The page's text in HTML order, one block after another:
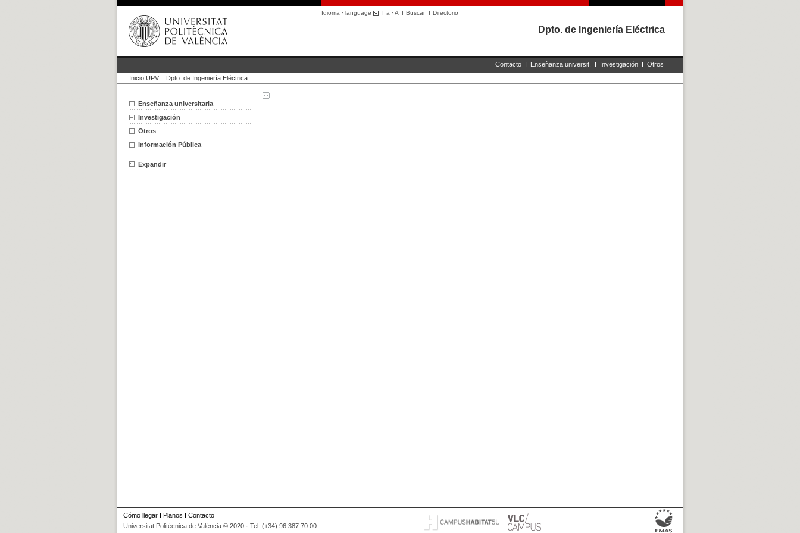
Idioma · language I a ·A I BuscarI Directorio
Dpto. de Ingeniería Eléctrica
Contacto I Enseñanza universit. I Investigación I Otros
Inicio UPV :: Dpto. de Ingeniería Eléctrica
Enseñanza universitaria
Investigación
Otros
Información Pública
Expandir
Cómo llegar I Planos I Contacto
Universitat Politècnica de València © 2020 · Tel. (+34) 96 387 70 00